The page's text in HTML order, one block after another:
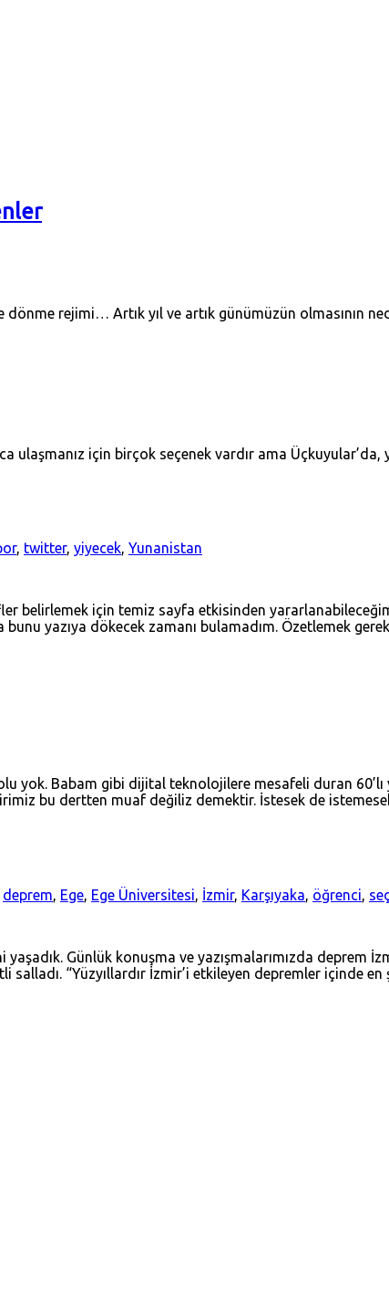
rejimi… Artık yıl ve artık günümüzün olmasının
ulaşmanız için birçok seçenek vardır ama Üçkuyular’da,
, twitter, yiyecek, Yunanistan
belirlemek için temiz sayfa etkisinden
yazıya dökecek zamanı bulamadım. Özetlemek
yok. Babam gibi dijital teknolojilere mesafeli duran
bu dertten muaf değiliz demektir. İstesek de
deprem, Ege, Ege Üniversitesi, İzmir, Karşıyaka, öğrenci,
Günlük konuşma ve yazışmalarımızda deprem
salladı. “Yüzyıllardır İzmir’i etkileyen depremler içinde